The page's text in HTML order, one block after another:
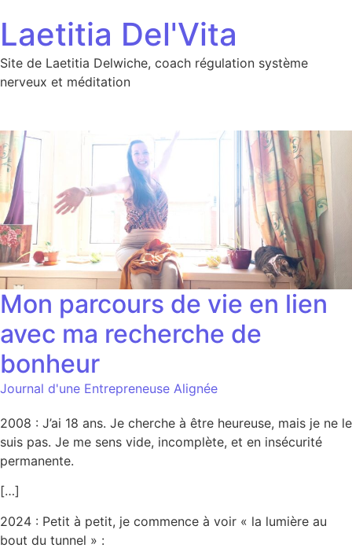
Laetitia Del'Vita
Site de Laetitia Delwiche, coach régulation système
nerveux et méditation
Mon parcours de vie en lien
avec ma recherche de
bonheur
Journal d'une Entrepreneuse Alignée
2008 : J’ai 18 ans. Je cherche à être heureuse, mais je ne le
suis pas. Je me sens vide, incomplète, et en insécurité
permanente.
[…]
2024 : Petit à petit, je commence à voir « la lumière au
bout du tunnel » :